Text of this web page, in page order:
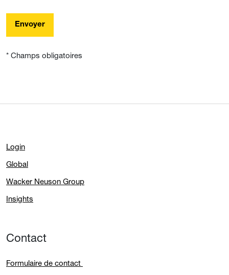
Envoyer
* Champs obligatoires
Login
Global
Wacker Neuson Group
Insights
Contact
Formulaire de contact